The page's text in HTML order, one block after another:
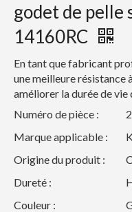
godet de pelle
14160RC
En tant que fabricant
une meilleure résistance
améliorer la durée de
Numéro de pièce :
Marque applicable :
Origine du produit :
Dureté :
Couleur :